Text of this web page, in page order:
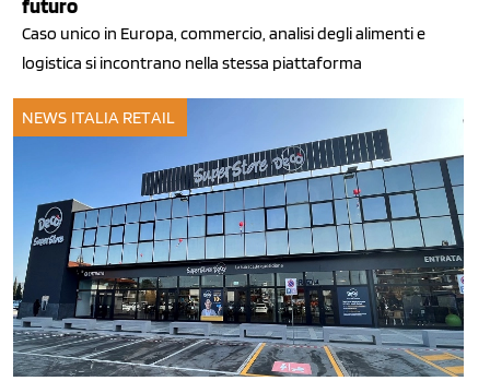
futuro
Caso unico in Europa, commercio, analisi degli alimenti e
logistica si incontrano nella stessa piattaforma
NEWS ITALIA RETAIL